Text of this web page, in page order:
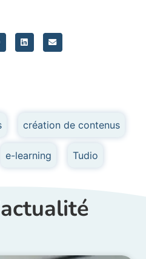
création de contenus
e-learning Tudio